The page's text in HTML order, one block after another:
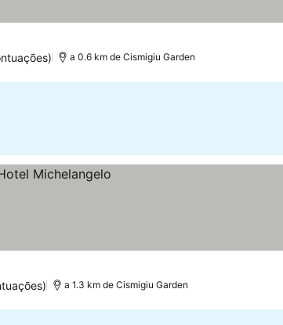
a 0.6 km de Cismigiu Garden
a 1.3 km de Cismigiu Garden